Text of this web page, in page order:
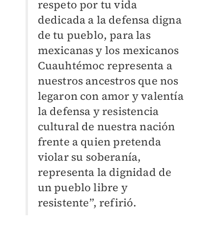
respeto por tu vida
dedicada a la defensa digna
de tu pueblo, para las
mexicanas y los mexicanos
Cuauhtémoc representa a
nuestros ancestros que nos
legaron con amor y valentía
la defensa y resistencia
cultural de nuestra nación
frente a quien pretenda
violar su soberanía,
representa la dignidad de
un pueblo libre y
resistente”, refirió.